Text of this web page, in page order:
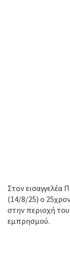
Στον
(14/8/25) ο
στην περιοχή
εμπρησμού.